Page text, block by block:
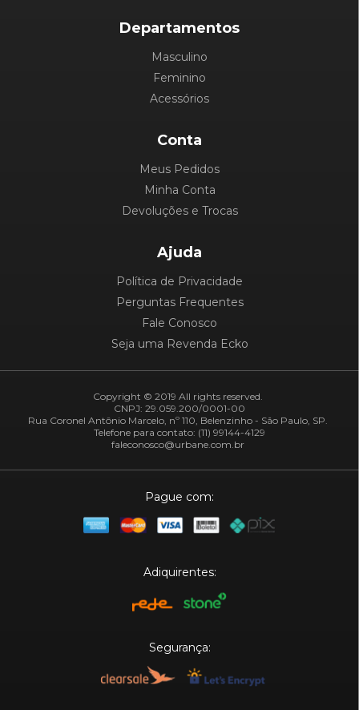
Departamentos
Masculino
Feminino
Acessórios
Conta
Meus Pedidos
Minha Conta
Devoluções e Trocas
Ajuda
Política de Privacidade
Perguntas Frequentes
Fale Conosco
Seja uma Revenda Ecko
Copyright © 2019 All rights reserved.
CNPJ: 29.059.200/0001-00
Rua Coronel Antônio Marcelo, nº 110, Belenzinho - São Paulo, SP.
Telefone para contato: (11) 99144-4129
faleconosco@urbane.com.br
Pague com:
Adiquirentes:
Segurança: